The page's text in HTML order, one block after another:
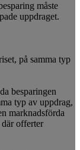
måste
uppdraget.
på samma typ
besparingen
typ av uppdrag,
marknadsförda
offerter